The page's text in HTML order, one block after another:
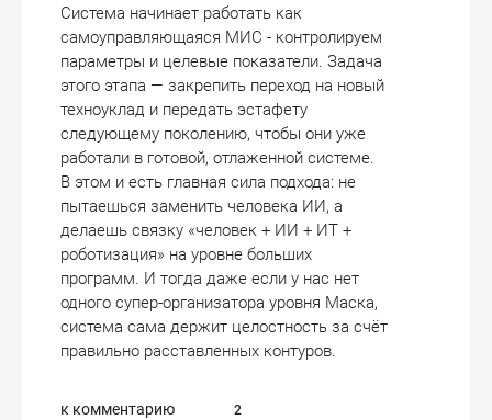
Система начинает работать как
самоуправляющаяся МИС - контролируем
параметры и целевые показатели. Задача
этого этапа — закрепить переход на новый
техноуклад и передать эстафету
следующему поколению, чтобы они уже
работали в готовой, отлаженной системе.
В этом и есть главная сила подхода: не
пытаешься заменить человека ИИ, а
делаешь связку «человек + ИИ + ИТ +
роботизация» на уровне больших
программ. И тогда даже если у нас нет
одного супер-организатора уровня Маска,
система сама держит целостность за счёт
правильно расставленных контуров.
к комментарию 2